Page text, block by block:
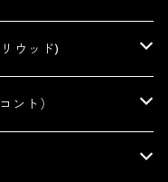
ウッド)
ント）